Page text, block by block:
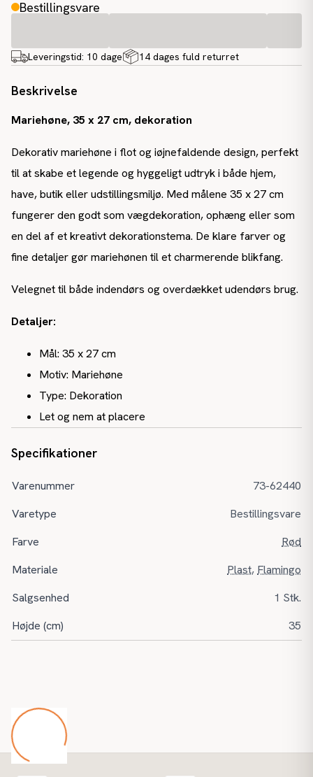
Bestillingsvare
Leveringstid: 10 dage 14 dages fuld returret
Beskrivelse
Mariehøne, 35 x 27 cm, dekoration
Dekorativ mariehøne i flot og iøjnefaldende design, perfekt
til at skabe et legende og hyggeligt udtryk i både hjem,
have, butik eller udstillingsmiljø. Med målene 35 x 27 cm
fungerer den godt som vægdekoration, ophæng eller som
en del af et kreativt dekorationstema. De klare farver og
fine detaljer gør mariehønen til et charmerende blikfang.
Velegnet til både indendørs og overdækket udendørs brug.
Detaljer:
Mål: 35 x 27 cm
Motiv: Mariehøne
Type: Dekoration
Let og nem at placere
Specifikationer
Varenummer
73-62440
Varetype
Bestillingsvare
Farve
Rød
Materiale
Plast, Flamingo
Salgsenhed
1 Stk.
Højde (cm)
35